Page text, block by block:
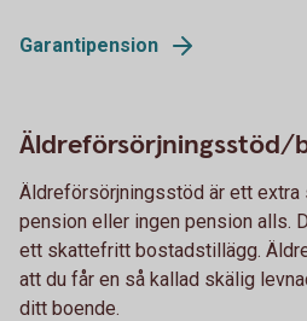
Garantipension
Äldreförsörjningsstöd/
Äldreförsörjningsstöd är ett extra
pension eller ingen pension alls.
ett skattefritt bostadstillägg.
att du får en så kallad skälig
ditt boende.